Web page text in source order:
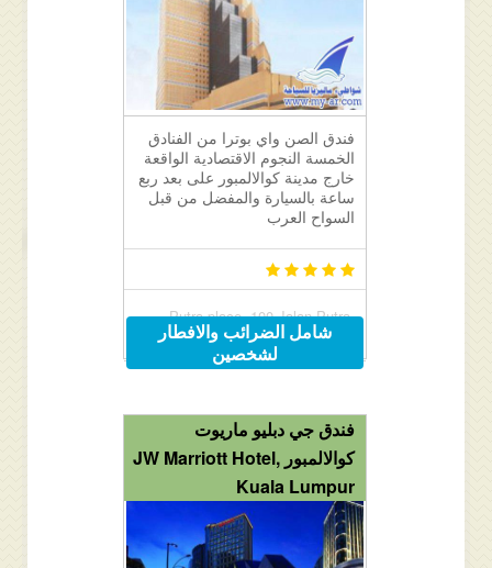
فندق الصن واي بوترا من الفنادق
الخمسة النجوم الاقتصادية الواقعة
خارج مدينة كوالالمبور على بعد ربع
ساعة بالسيارة والمفضل من قبل
السواح العرب
Putra place, 100 Jalan Putra,
Chowkit / Putra WTC, Kuala
Lumpur, Malaysia
شامل الضرائب والافطار
لشخصين
فندق جي دبليو ماريوت
كوالالمبور JW Marriott Hotel,
Kuala Lumpur